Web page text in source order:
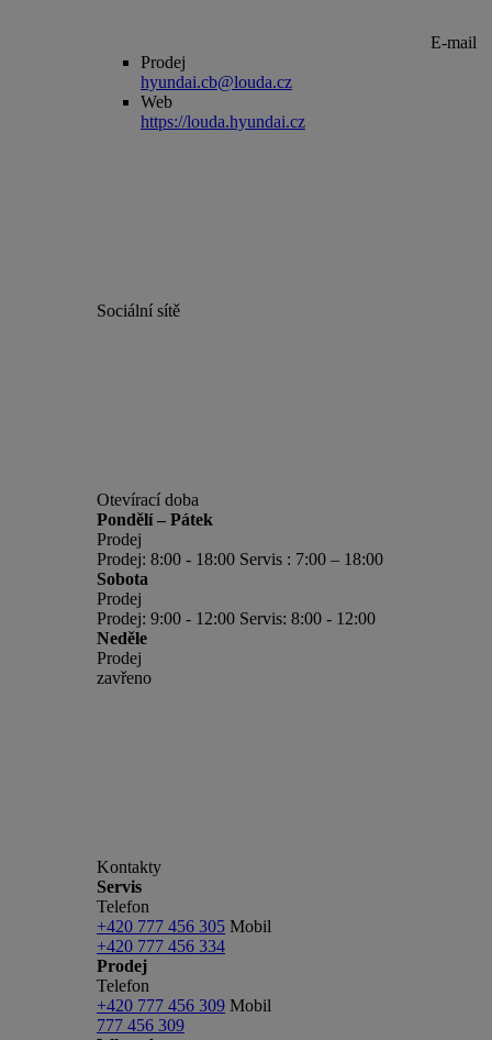
E-mail
Prodej
hyundai.cb@louda.cz
Web
https://louda.hyundai.cz
Sociální sítě
Otevírací doba
Pondělí – Pátek
Prodej
Prodej: 8:00 - 18:00 Servis : 7:00 – 18:00
Sobota
Prodej
Prodej: 9:00 - 12:00 Servis: 8:00 - 12:00
Neděle
Prodej
zavřeno
Kontakty
Servis
Telefon
+420 777 456 305 Mobil
+420 777 456 334
Prodej
Telefon
+420 777 456 309 Mobil
777 456 309